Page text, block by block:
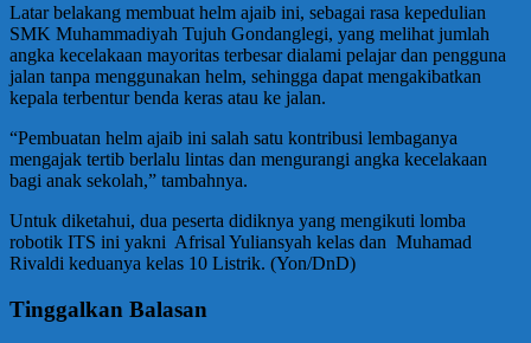
Latar belakang membuat helm ajaib ini, sebagai rasa kepedulian
SMK Muhammadiyah Tujuh Gondanglegi, yang melihat jumlah
angka kecelakaan mayoritas terbesar dialami pelajar dan pengguna
jalan tanpa menggunakan helm, sehingga dapat mengakibatkan
kepala terbentur benda keras atau ke jalan.
“Pembuatan helm ajaib ini salah satu kontribusi lembaganya
mengajak tertib berlalu lintas dan mengurangi angka kecelakaan
bagi anak sekolah,” tambahnya.
Untuk diketahui, dua peserta didiknya yang mengikuti lomba
robotik ITS ini yakni Afrisal Yuliansyah kelas dan Muhamad
Rivaldi keduanya kelas 10 Listrik. (Yon/DnD)
Tinggalkan Balasan